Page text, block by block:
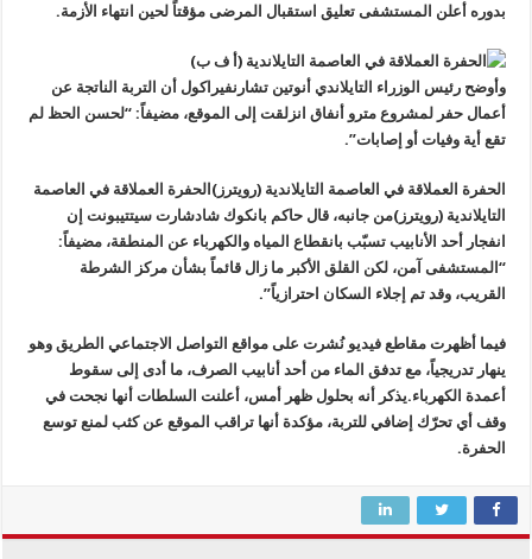
بدوره أعلن المستشفى تعليق استقبال المرضى مؤقتاً لحين انتهاء الأزمة.
وأوضح رئيس الوزراء التايلاندي أنوتين تشارنفيراكول أن التربة الناتجة عن
أعمال حفر لمشروع مترو أنفاق انزلقت إلى الموقع، مضيفاً: “لحسن الحظ لم
تقع أية وفيات أو إصابات”.
الحفرة العملاقة في العاصمة التايلاندية (رويترز)الحفرة العملاقة في العاصمة
التايلاندية (رويترز)من جانبه، قال حاكم بانكوك شادشارت سيتتيبونت إن
انفجار أحد الأنابيب تسبّب بانقطاع المياه والكهرباء عن المنطقة، مضيفاً:
“المستشفى آمن، لكن القلق الأكبر ما زال قائماً بشأن مركز الشرطة
القريب، وقد تم إجلاء السكان احترازياً”.
فيما أظهرت مقاطع فيديو نُشرت على مواقع التواصل الاجتماعي الطريق وهو
ينهار تدريجياً، مع تدفق الماء من أحد أنابيب الصرف، ما أدى إلى سقوط
أعمدة الكهرباء.يذكر أنه بحلول ظهر أمس، أعلنت السلطات أنها نجحت في
وقف أي تحرّك إضافي للتربة، مؤكدة أنها تراقب الموقع عن كثب لمنع توسع
الحفرة.